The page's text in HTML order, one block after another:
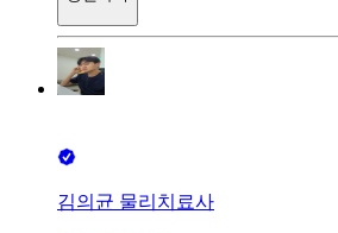
김의균 물리치료사